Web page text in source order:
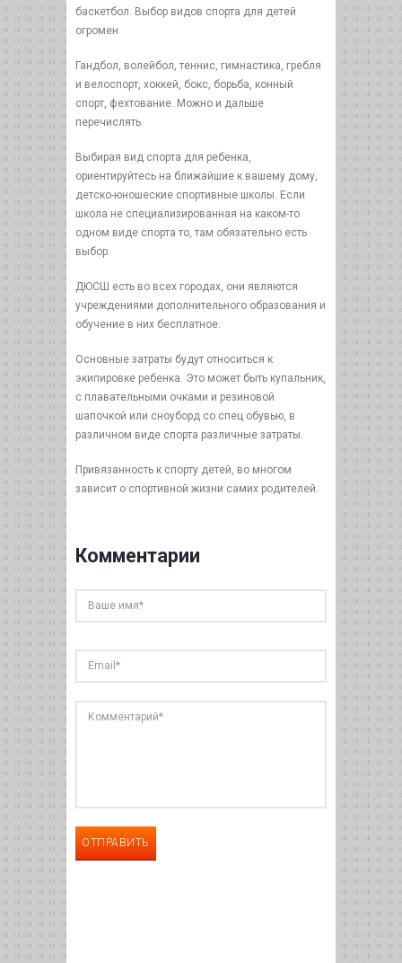
баскетбол. Выбор видов спорта для детей
огромен
Гандбол, волейбол, теннис, гимнастика, гребля
и велоспорт, хоккей, бокс, борьба, конный
спорт, фехтование. Можно и дальше
перечислять.
Выбирая вид спорта для ребенка,
ориентируйтесь на ближайшие к вашему дому,
детско-юношеские спортивные школы. Если
школа не специализированная на каком-то
одном виде спорта то, там обязательно есть
выбор.
ДЮСШ есть во всех городах, они являются
учреждениями дополнительного образования и
обучение в них бесплатное.
Основные затраты будут относиться к
экипировке ребенка. Это может быть купальник,
с плавательными очками и резиновой
шапочкой или сноуборд со спец обувью, в
различном виде спорта различные затраты.
Привязанность к спорту детей, во многом
зависит о спортивной жизни самих родителей.
Комментарии